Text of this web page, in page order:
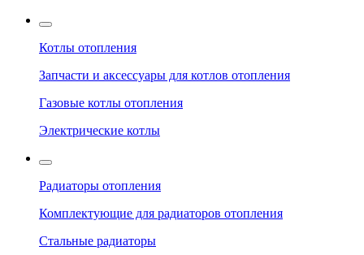
Котлы отопления
Запчасти и аксессуары для котлов отопления
Газовые котлы отопления
Электрические котлы
Радиаторы отопления
Комплектующие для радиаторов отопления
Стальные радиаторы